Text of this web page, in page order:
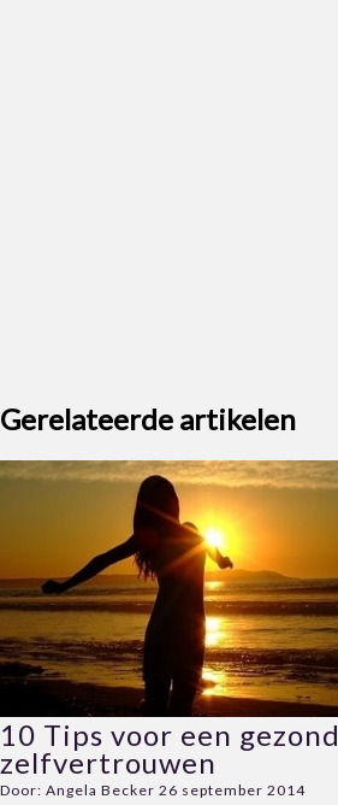
Gerelateerde artikelen
10 Tips voor een gezond
zelfvertrouwen
Door: Angela Becker 26 september 2014